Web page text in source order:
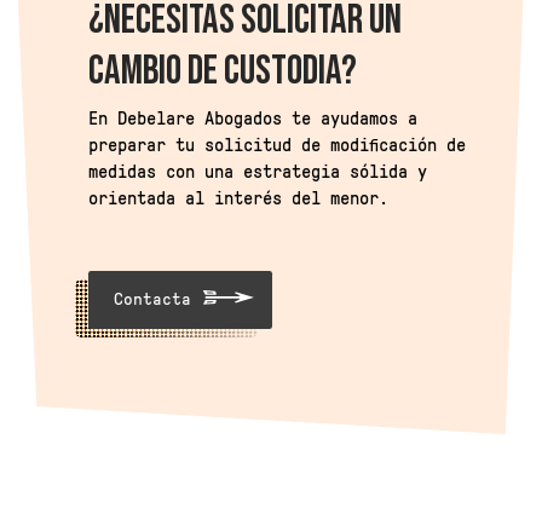
¿NECESITAS SOLICITAR UN
CAMBIO DE CUSTODIA?
En Debelare Abogados te ayudamos a
preparar tu solicitud de modificación de
medidas con una estrategia sólida y
orientada al interés del menor.
Contacta